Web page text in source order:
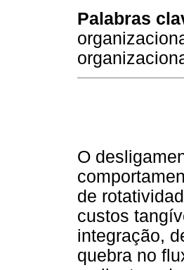
Palabras
O
de
custos
integração,
quebra no